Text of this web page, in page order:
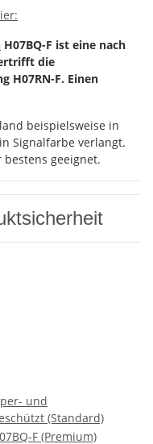
H07BQ-F ist eine nach
die
H07RN-F. Einen
beispielsweise in
Signalfarbe verlangt.
bestens geeignet.
und
(Standard)
F (Premium)